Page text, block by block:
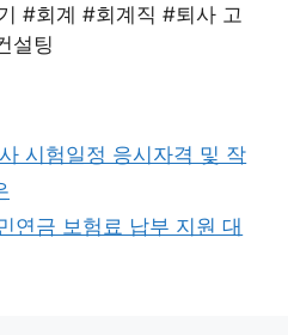
#회계 #회계직 #퇴사 고
설팅
시험일정 응시자격 및 작
연금 보험료 납부 지원 대